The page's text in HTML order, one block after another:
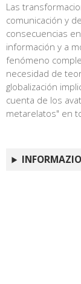
Las
comunicación y
consecuencias
información y a
fenómeno
necesidad de
globalización
cuenta de los
metarelatos" en